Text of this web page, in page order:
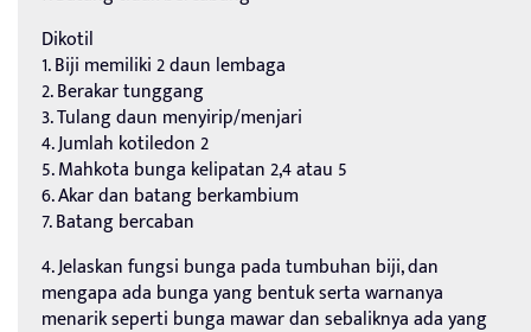
Dikotil
1. Biji memiliki 2 daun lembaga
2. Berakar tunggang
3. Tulang daun menyirip/menjari
4. Jumlah kotiledon 2
5. Mahkota bunga kelipatan 2,4 atau 5
6. Akar dan batang berkambium
7. Batang bercaban
4. Jelaskan fungsi bunga pada tumbuhan biji, dan
mengapa ada bunga yang bentuk serta warnanya
menarik seperti bunga mawar dan sebaliknya ada yang